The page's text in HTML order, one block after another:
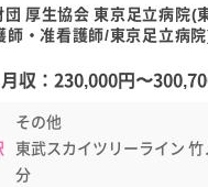
団 厚生協会 東京足立病院(
師・准看護師/東京足立病
月収： 230,000円〜
その他
東武スカイツリーライン
分